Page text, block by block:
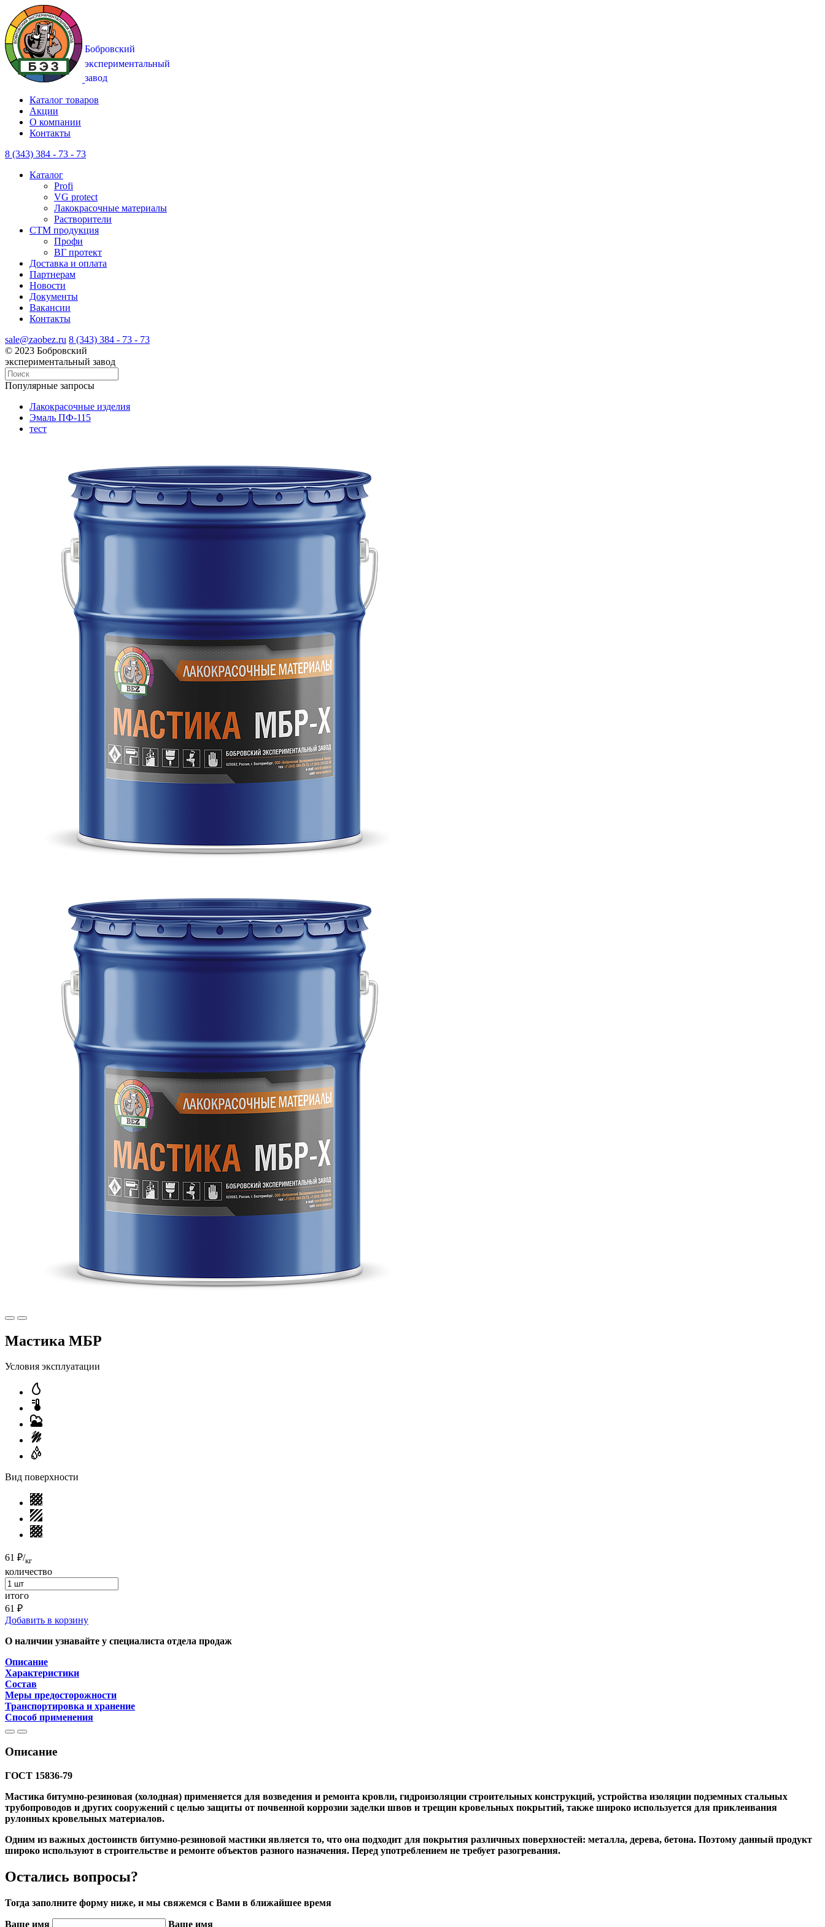
Каталог товаров
Акции
О компании
Контакты
8 (343) 384 - 73 - 73
Каталог
Profi
VG protect
Лакокрасочные материалы
Растворители
CTM продукция
Профи
ВГ протект
Доставка и оплата
Партнерам
Новости
Документы
Вакансии
Контакты
sale@zaobez.ru 8 (343) 384 - 73 - 73
© 2023 Бобровский
экспериментальный завод
Популярные запросы
Лакокрасочные изделия
Эмаль ПФ-115
тест
Мастика МБР
Условия эксплуатации
Вид поверхности
61 ₽/кг
количество
итого
61 ₽
Добавить в корзину
О наличии узнавайте у специалиста отдела продаж
Описание
Характеристики
Состав
Меры предосторожности
Транспортировка и хранение
Способ применения
Описание
ГОСТ 15836-79
Мастика битумно-резиновая (холодная) применяется для возведения и ремонта кровли, гидроизоляции строительных конструкций, устройства изоляции подземных стальных
трубопроводов и других сооружений с целью защиты от почвенной коррозии заделки швов и трещин кровельных покрытий, также широко используется для приклеивания
рулонных кровельных материалов.
Одним из важных достоинств битумно-резиновой мастики является то, что она подходит для покрытия различных поверхностей: металла, дерева, бетона. Поэтому данный продукт
широко используют в строительстве и ремонте объектов разного назначения. Перед употреблением не требует разогревания.
Остались вопросы?
Тогда заполните форму ниже, и мы свяжемся с Вами в ближайшее время
Ваше имя
Ваше имя